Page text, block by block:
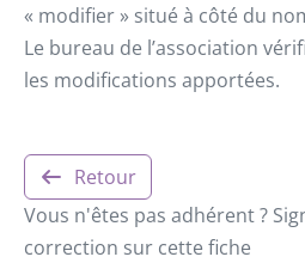
« modifier » situé à côté du
Le bureau de l’association
les modifications apportées.
Retour
Vous n'êtes pas adhérent ?
correction sur cette fiche